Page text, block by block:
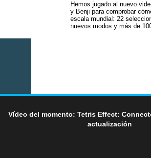
Hemos jugado al nuevo
y Benji para comprobar
escala mundial: 22
nuevos modos y más de
Vídeo del momento: Tetris Effect:
actualización